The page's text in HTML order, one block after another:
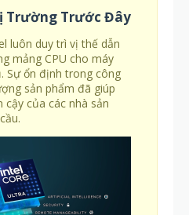
Trường Trước Đây
luôn duy trì vị thế dẫn
mảng CPU cho máy
Sự ổn định trong công
sản phẩm đã giúp
của các nhà sản